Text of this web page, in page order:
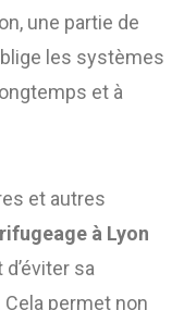
une partie de
les systèmes
et à
et autres
à Lyon
sa
permet non